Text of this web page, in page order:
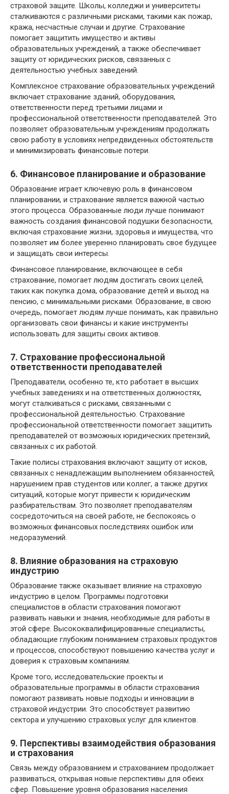
страховой защите. Школы, колледжи и университеты
сталкиваются с различными рисками, такими как пожар,
кража, несчастные случаи и другие. Страхование
помогает защитить имущество и активы
образовательных учреждений, а также обеспечивает
защиту от юридических рисков, связанных с
деятельностью учебных заведений.
Комплексное страхование образовательных учреждений
включает страхование зданий, оборудования,
ответственности перед третьими лицами и
профессиональной ответственности преподавателей. Это
позволяет образовательным учреждениям продолжать
свою работу в условиях непредвиденных обстоятельств
и минимизировать финансовые потери.
6. Финансовое планирование и образование
Образование играет ключевую роль в финансовом
планировании, и страхование является важной частью
этого процесса. Образованные люди лучше понимают
важность создания финансовой подушки безопасности,
включая страхование жизни, здоровья и имущества, что
позволяет им более уверенно планировать свое будущее
и защищать свои интересы.
Финансовое планирование, включающее в себя
страхование, помогает людям достигать своих целей,
таких как покупка дома, образование детей и выход на
пенсию, с минимальными рисками. Образование, в свою
очередь, помогает людям лучше понимать, как правильно
организовать свои финансы и какие инструменты
использовать для защиты своих активов.
7. Страхование профессиональной
ответственности преподавателей
Преподаватели, особенно те, кто работает в высших
учебных заведениях и на ответственных должностях,
могут сталкиваться с рисками, связанными с
профессиональной деятельностью. Страхование
профессиональной ответственности помогает защитить
преподавателей от возможных юридических претензий,
связанных с их работой.
Такие полисы страхования включают защиту от исков,
связанных с ненадлежащим выполнением обязанностей,
нарушением прав студентов или коллег, а также других
ситуаций, которые могут привести к юридическим
разбирательствам. Это позволяет преподавателям
сосредоточиться на своей работе, не беспокоясь о
возможных финансовых последствиях ошибок или
недоразумений.
8. Влияние образования на страховую
индустрию
Образование также оказывает влияние на страховую
индустрию в целом. Программы подготовки
специалистов в области страхования помогают
развивать навыки и знания, необходимые для работы в
этой сфере. Высококвалифицированные специалисты,
обладающие глубоким пониманием страховых продуктов
и процессов, способствуют повышению качества услуг и
доверия к страховым компаниям.
Кроме того, исследовательские проекты и
образовательные программы в области страхования
помогают развивать новые подходы и инновации в
страховой индустрии. Это способствует развитию
сектора и улучшению страховых услуг для клиентов.
9. Перспективы взаимодействия образования
и страхования
Связь между образованием и страхованием продолжает
развиваться, открывая новые перспективы для обеих
сфер. Повышение уровня образования населения